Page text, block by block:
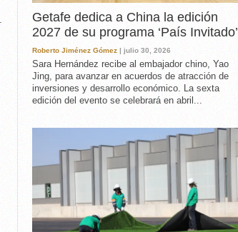
Getafe dedica a China la edición
2027 de su programa ‘País Invitado’
Roberto Jiménez Gómez | julio 30, 2026
Sara Hernández recibe al embajador chino, Yao
Jing, para avanzar en acuerdos de atracción de
inversiones y desarrollo económico. La sexta
edición del evento se celebrará en abril...